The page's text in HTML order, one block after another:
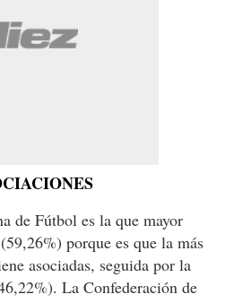
de Fútbol es la que mayor
porque es que la más
asociadas, seguida por la
La Confederación de